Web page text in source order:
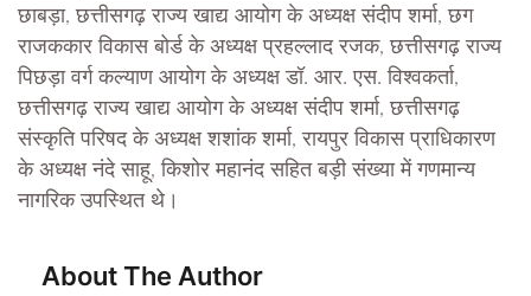
छाबड़ा, छत्तीसगढ़ राज्य खाद्य आयोग के अध्यक्ष संदीप शर्मा, छग
राजककार विकास बोर्ड के अध्यक्ष प्रहल्लाद रजक, छत्तीसगढ़ राज्य
पिछड़ा वर्ग कल्याण आयोग के अध्यक्ष डॉ. आर. एस. विश्वकर्ता,
छत्तीसगढ़ राज्य खाद्य आयोग के अध्यक्ष संदीप शर्मा, छत्तीसगढ़
संस्कृति परिषद के अध्यक्ष शशांक शर्मा, रायपुर विकास प्राधिकारण
के अध्यक्ष नंदे साहू, किशोर महानंद सहित बड़ी संख्या में गणमान्य
नागरिक उपस्थित थे।
About The Author